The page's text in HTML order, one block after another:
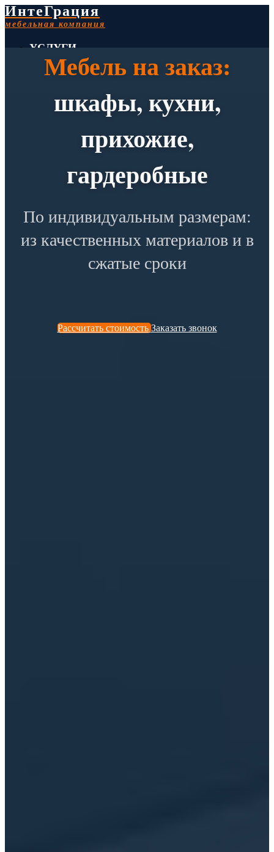
ИнтеГрация
мебельная компания
УСЛУГИ
РАБОТЫ
МАТЕРИАЛЫ
ежедневно с 09 до 21
Мебель на заказ:
шкафы, кухни,
прихожие,
гардеробные
По индивидуальным размерам:
из качественных материалов и в
сжатые сроки
Рассчитать стоимость Заказать звонок